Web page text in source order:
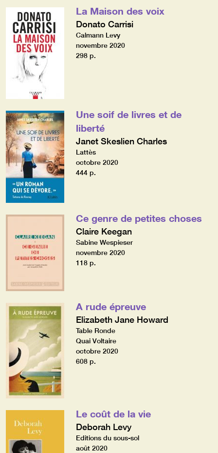
La Maison des voix
Donato Carrisi
Calmann Levy
novembre 2020
298 p.
Une soif de livres et de
liberté
Janet Skeslien Charles
Lattès
octobre 2020
444 p.
Ce genre de petites choses
Claire Keegan
Sabine Wespieser
novembre 2020
118 p.
A rude épreuve
Elizabeth Jane Howard
Table Ronde
Quai Voltaire
octobre 2020
608 p.
Le coût de la vie
Deborah Levy
Editions du sous-sol
août 2020